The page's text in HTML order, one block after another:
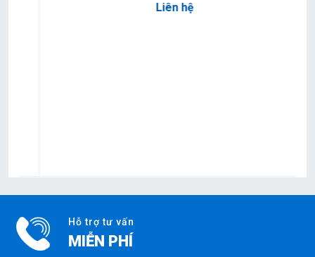
Liên hệ
Hỗ trợ tư vấn
MIỄN PHÍ